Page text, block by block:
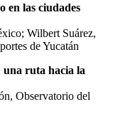
en las ciudades
Wilbert Suárez,
de Yucatán
ruta hacia la
Observatorio del